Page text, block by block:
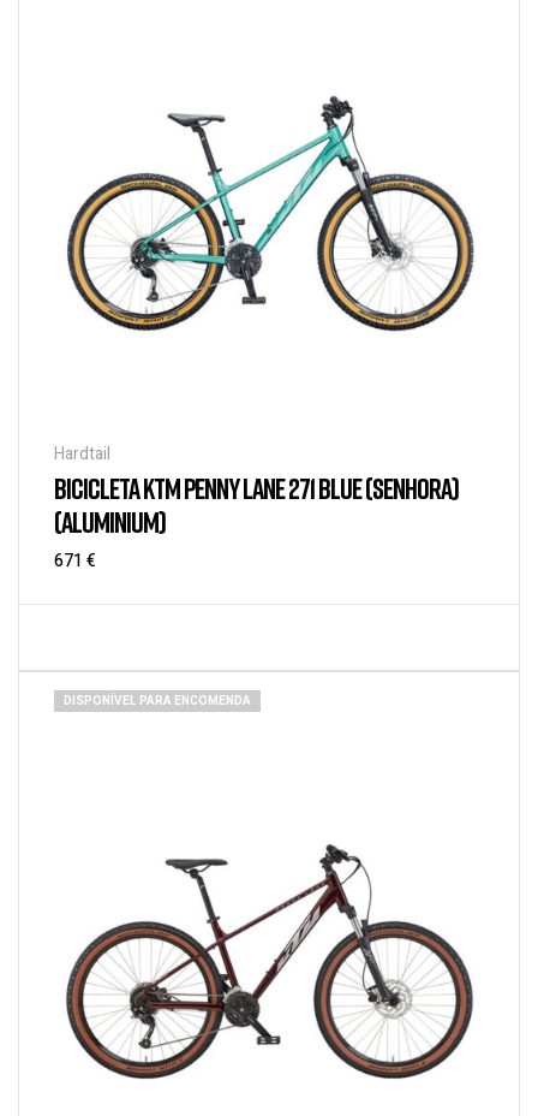
Hardtail
BICICLETA KTM PENNY LANE 271 BLUE (SENHORA)
(ALUMINIUM)
671 €
DISPONÍVEL PARA ENCOMENDA